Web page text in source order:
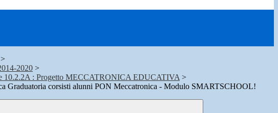
>
2020 >
10.2.2A : Progetto MECCATRONICA EDUCATIVA >
Graduatoria corsisti alunni PON Meccatronica - Modulo SMARTSCHOOL!